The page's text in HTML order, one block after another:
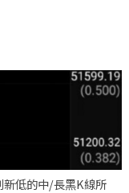
低的中/長黑K線所